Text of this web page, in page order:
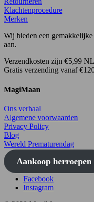
Klachtenprocedure
Merken
Wij bieden een
aan.
Verzendkosten zijn €5,99
Gratis verzending vanaf
MagiMaan
Ons verhaal
Algemene voorwaarden
Privacy Policy
Blog
Wereld Prematurendag
Aankoop herroepen
Facebook
Instagram